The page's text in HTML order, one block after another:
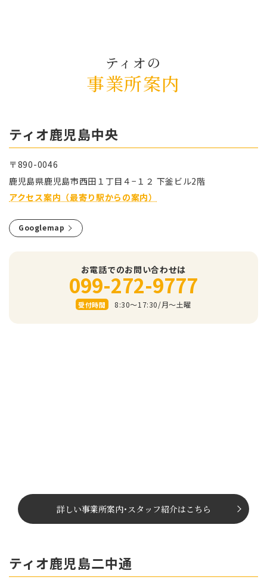
ティオの
事業所案内
ティオ⿅児島中央
〒890-0046
⿅児島県⿅児島市⻄⽥１丁⽬４−１２ 下釜ビル2階
アクセス案内（最寄り駅からの案内）
Googlemap
お電話でのお問い合わせは
099-272-9777
受付時間 8:30～17:30/⽉〜⼟曜
詳しい事業所案内･スタッフ紹介はこちら
ティオ鹿児島二中通